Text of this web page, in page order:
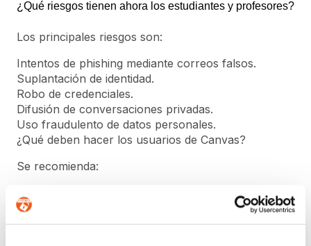
¿Qué riesgos tienen ahora los estudiantes y profesores?
Los principales riesgos son:
Intentos de phishing mediante correos falsos.
Suplantación de identidad.
Robo de credenciales.
Difusión de conversaciones privadas.
Uso fraudulento de datos personales.
¿Qué deben hacer los usuarios de Canvas?
Se recomienda:
Activar la autenticación en dos pasos.
Revisar actividad sospechosa en cuentas